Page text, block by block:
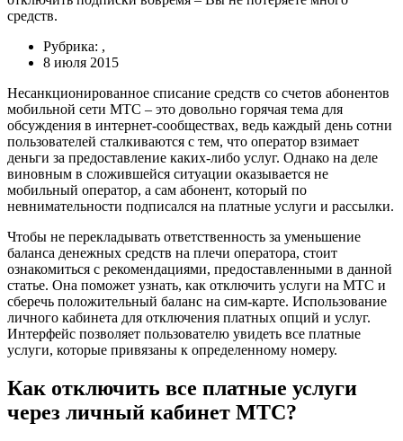
средств.
Рубрика: ,
8 июля 2015
Несанкционированное списание средств со счетов абонентов
мобильной сети МТС – это довольно горячая тема для
обсуждения в интернет-сообществах, ведь каждый день сотни
пользователей сталкиваются с тем, что оператор взимает
деньги за предоставление каких-либо услуг. Однако на деле
виновным в сложившейся ситуации оказывается не
мобильный оператор, а сам абонент, который по
невнимательности подписался на платные услуги и рассылки.
Чтобы не перекладывать ответственность за уменьшение
баланса денежных средств на плечи оператора, стоит
ознакомиться с рекомендациями, предоставленными в данной
статье. Она поможет узнать, как отключить услуги на МТС и
сберечь положительный баланс на сим-карте. Использование
личного кабинета для отключения платных опций и услуг.
Интерфейс позволяет пользователю увидеть все платные
услуги, которые привязаны к определенному номеру.
Как отключить все платные услуги
через личный кабинет МТС?